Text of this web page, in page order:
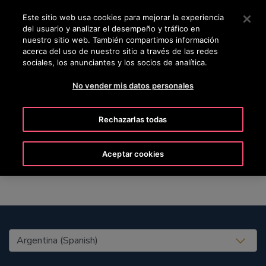
Pulse Intro para saltar al contenido principal
BUSCAR
Marie
United States (EN)
Este sitio web usa cookies para mejorar la experiencia
del usuario y analizar el desempeño y tráfico en
nuestro sitio web. También compartimos información
acerca del uso de nuestro sitio a través de las redes
sociales, los anunciantes y los socios de analítica.
No vender mis datos personales
Rechazarlas todas
Aceptar cookies